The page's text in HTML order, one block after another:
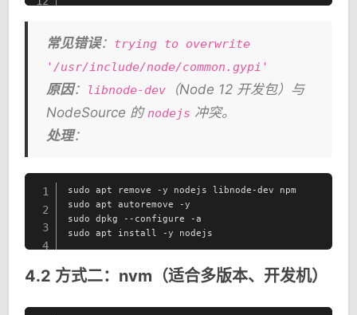
常见错误： trying to overwrite
'/usr/include/node/common.gypi'
原因： libnode-dev（Node 12 开发包）与
NodeSource 的 nodejs 冲突。
处理：
1
2
3
4
sudo apt remove -y nodejs libnode-dev npm
sudo apt autoremove -y
sudo dpkg --configure -a
sudo apt install -y nodejs
4.2 方式二：nvm（适合多版本、开发机）